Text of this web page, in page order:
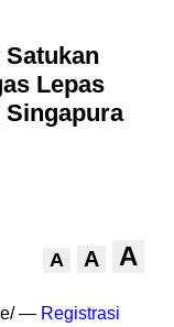
Lepas
Singapura
A A A
— Registrasi